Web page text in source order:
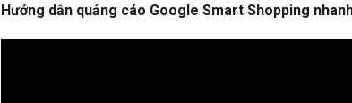
Hướng dẫn quảng cáo Google Smart Shopping